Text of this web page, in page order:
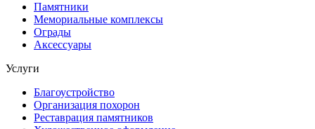
Памятники
Мемориальные комплексы
Ограды
Аксессуары
Услуги
Благоустройство
Организация похорон
Реставрация памятников